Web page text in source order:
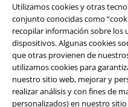
Utilizamos cookies y otras
conjunto conocidas como
recopilar información sobre los
dispositivos. Algunas cookies
que otras provienen de
utilizamos cookies para
nuestro sitio web, mejorar y
realizar análisis y con fines de
personalizados) en nuestro
Legal
Términos y Condiciones